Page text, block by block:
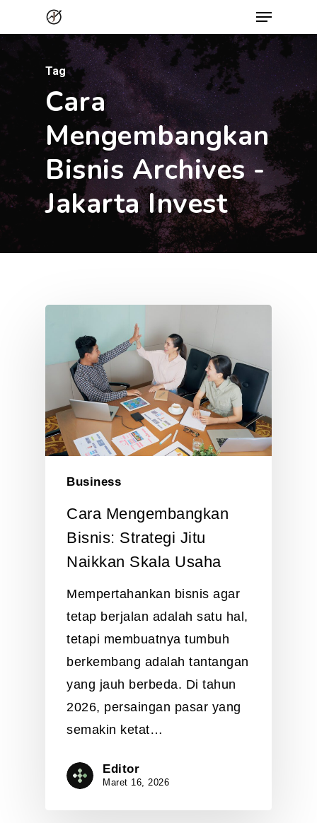
to
Menu
Tag
Cara
Mengembangkan
Bisnis Archives -
Jakarta Invest
Business
Cara Mengembangkan
Bisnis: Strategi Jitu
Naikkan Skala Usaha
Mempertahankan bisnis agar
tetap berjalan adalah satu hal,
tetapi membuatnya tumbuh
berkembang adalah tantangan
yang jauh berbeda. Di tahun
2026, persaingan pasar yang
semakin ketat…
Editor
Maret 16, 2026
Close
Menu